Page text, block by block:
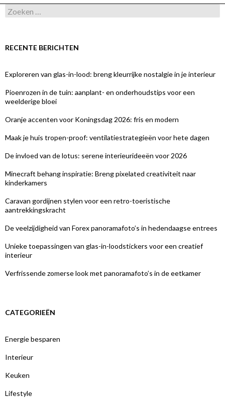
Zoeken
naar:
RECENTE BERICHTEN
Exploreren van glas-in-lood: breng kleurrijke nostalgie in je interieur
Pioenrozen in de tuin: aanplant- en onderhoudstips voor een
weelderige bloei
Oranje accenten voor Koningsdag 2026: fris en modern
Maak je huis tropen-proof: ventilatiestrategieën voor hete dagen
De invloed van de lotus: serene interieurideeën voor 2026
Minecraft behang inspiratie: Breng pixelated creativiteit naar
kinderkamers
Caravan gordijnen stylen voor een retro-toeristische
aantrekkingskracht
De veelzijdigheid van Forex panoramafoto’s in hedendaagse entrees
Unieke toepassingen van glas-in-loodstickers voor een creatief
interieur
Verfrissende zomerse look met panoramafoto’s in de eetkamer
CATEGORIEËN
Energie besparen
Interieur
Keuken
Lifestyle